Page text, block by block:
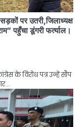
पर उतरी,जिलाध्यक्ष
पहुँचा डूंगरी फर्त्याल।
के विरोध पत्र उन्हें सौंप